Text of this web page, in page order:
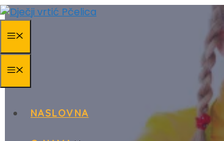
Skip
contentMENU
MENU
NASLOVNA